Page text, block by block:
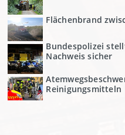
Flächenbrand
Bundespolizei
Nachweis sicher
Reinigungsmitteln